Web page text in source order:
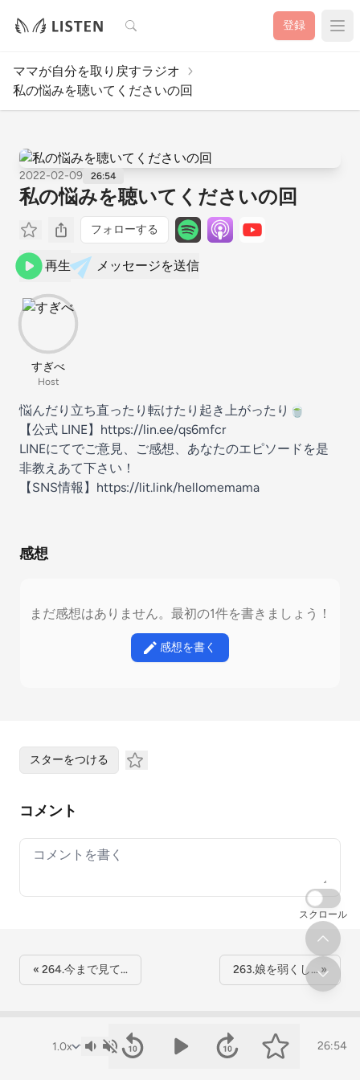
検索 登録
ママが自分を取り戻すラジオ
私の悩みを聴いてくださいの回
2022-02-09 26:54
私の悩みを聴いてくださいの回
フォローする
再生 メッセージを送信
すぎべ
Host
悩んだり立ち直ったり転けたり起き上がったり🍵
【公式 LINE】https://lin.ee/qs6mfcr
LINEにてでご意見、ご感想、あなたのエピソードを是
非教えあて下さい！
【SNS情報】https://lit.link/hellomemama
感想
まだ感想はありません。最初の1件を書きましょう！
感想を書く
26:54
スターをつける
コメント
Your comment
« 264.今まで見て… 263.娘を弱くし… »
スクロール